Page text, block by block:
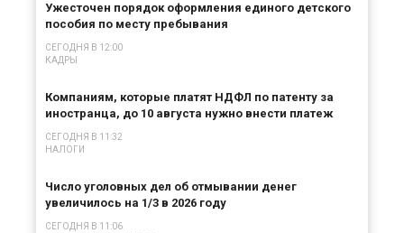
Ужесточен порядок оформления единого детского
пособия по месту пребывания
СЕГОДНЯ В 12:00
КАДРЫ
Компаниям, которые платят НДФЛ по патенту за
иностранца, до 10 августа нужно внести платеж
СЕГОДНЯ В 11:32
НАЛОГИ
Число уголовных дел об отмывании денег
увеличилось на 1/3 в 2026 году
СЕГОДНЯ В 11:06